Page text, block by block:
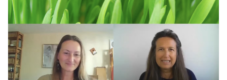
b
o
o
k